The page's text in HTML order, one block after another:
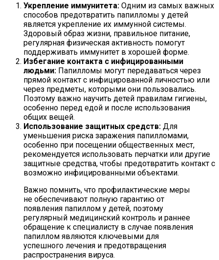
Укрепление иммунитета: Одним из самых важных
способов предотвратить папилломы у детей
является укрепление их иммунной системы.
Здоровый образ жизни, правильное питание,
регулярная физическая активность помогут
поддерживать иммунитет в хорошей форме.
Избегание контакта с инфицированными
людьми: Папилломы могут передаваться через
прямой контакт с инфицированной личностью или
через предметы, которыми они пользовались.
Поэтому важно научить детей правилам гигиены,
особенно перед едой и после использования
общих вещей.
Использование защитных средств: Для
уменьшения риска заражения папилломами,
особенно при посещении общественных мест,
рекомендуется использовать перчатки или другие
защитные средства, чтобы предотвратить контакт с
возможно инфицированными объектами.
Важно помнить, что профилактические меры
не обеспечивают полную гарантию от
появления папиллом у детей, поэтому
регулярный медицинский контроль и раннее
обращение к специалисту в случае появления
папиллом являются ключевыми для
успешного лечения и предотвращения
распространения вируса.